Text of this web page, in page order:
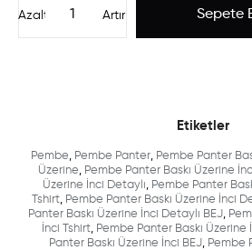
Artır
Azalt
Etiketler
Pembe, Pembe Panter, Pembe Panter
Üzerine, Pembe Panter Baskı Üzerine
Üzerine İnci Detaylı, Pembe Panter
Tshirt, Pembe Panter Baskı Üzerine İnci
Panter Baskı Üzerine İnci Detaylı BEJ,
İnci Tshirt, Pembe Panter Baskı Üzerine
Panter Baskı Üzerine İnci BEJ, Pembe